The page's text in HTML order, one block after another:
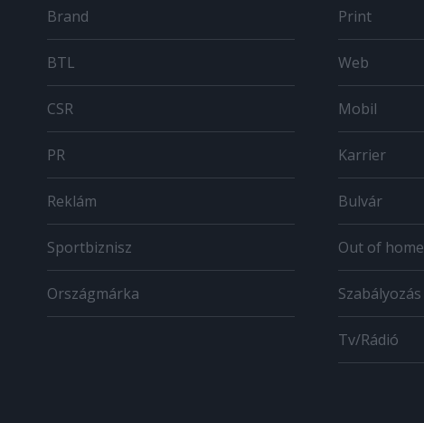
Brand
BTL
CSR
PR
Reklám
Sportbiznisz
Országmárka
Print
Web
Mobil
Karrier
Bulvár
Out of home
Szabályozás
Tv/Rádió